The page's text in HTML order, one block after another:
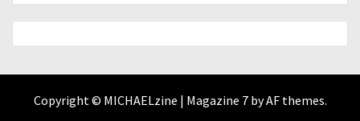
Copyright © MICHAELzine | Magazine 7by AF themes.